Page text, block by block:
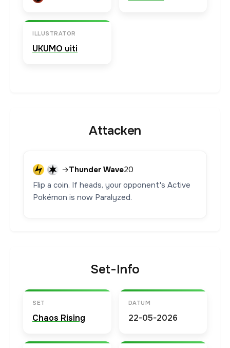
ILLUSTRATOR
UKUMO uiti
Attacken
→Thunder Wave20
Flip a coin. If heads, your opponent's Active
Pokémon is now Paralyzed.
Set-Info
SET
Chaos Rising
DATUM
22-05-2026